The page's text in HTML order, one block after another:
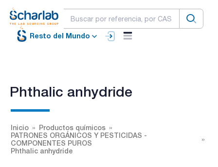
Resto del Mundo
Phthalic anhydride
Inicio
Productos químicos
PATRONES ORGÁNICOS Y PESTICIDAS -
COMPONENTES PUROS
Phthalic anhydride